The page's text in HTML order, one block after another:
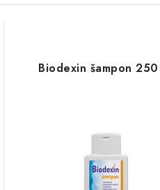
Biodexin šampon